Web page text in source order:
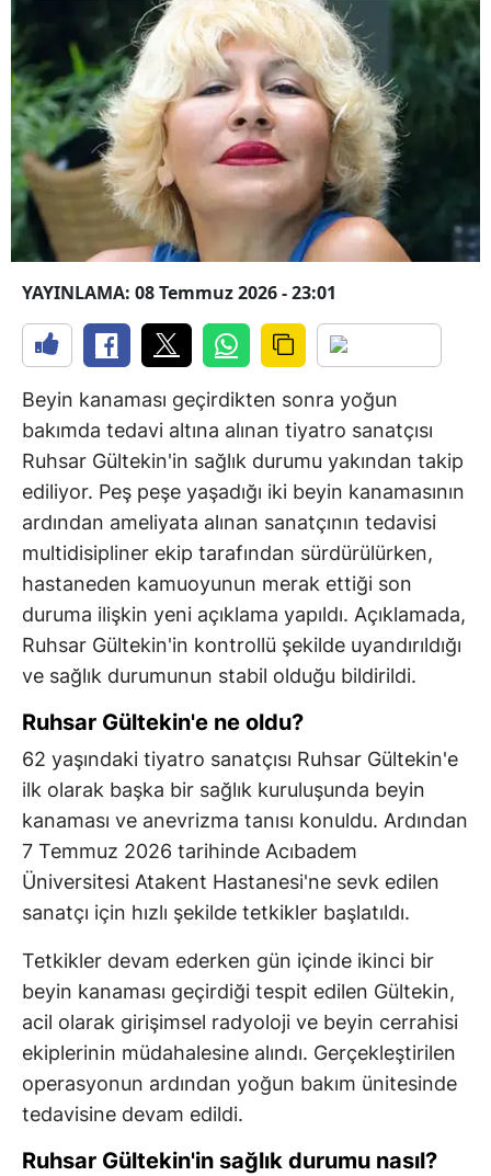
YAYINLAMA: 08 Temmuz 2026 - 23:01
Beyin kanaması geçirdikten sonra yoğun
bakımda tedavi altına alınan tiyatro sanatçısı
Ruhsar Gültekin'in sağlık durumu yakından takip
ediliyor. Peş peşe yaşadığı iki beyin kanamasının
ardından ameliyata alınan sanatçının tedavisi
multidisipliner ekip tarafından sürdürülürken,
hastaneden kamuoyunun merak ettiği son
duruma ilişkin yeni açıklama yapıldı. Açıklamada,
Ruhsar Gültekin'in kontrollü şekilde uyandırıldığı
ve sağlık durumunun stabil olduğu bildirildi.
Ruhsar Gültekin'e ne oldu?
62 yaşındaki tiyatro sanatçısı Ruhsar Gültekin'e
ilk olarak başka bir sağlık kuruluşunda beyin
kanaması ve anevrizma tanısı konuldu. Ardından
7 Temmuz 2026 tarihinde Acıbadem
Üniversitesi Atakent Hastanesi'ne sevk edilen
sanatçı için hızlı şekilde tetkikler başlatıldı.
Tetkikler devam ederken gün içinde ikinci bir
beyin kanaması geçirdiği tespit edilen Gültekin,
acil olarak girişimsel radyoloji ve beyin cerrahisi
ekiplerinin müdahalesine alındı. Gerçekleştirilen
operasyonun ardından yoğun bakım ünitesinde
tedavisine devam edildi.
Ruhsar Gültekin'in sağlık durumu nasıl?